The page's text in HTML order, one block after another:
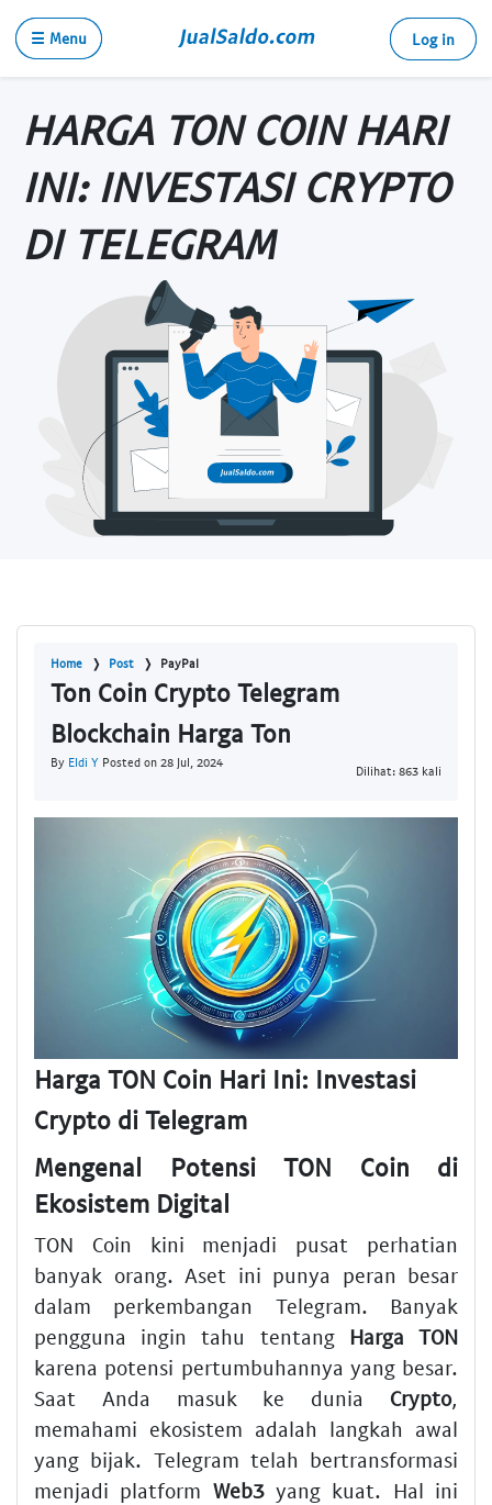
☰ Menu Log in
HARGA TON COIN HARI
INI: INVESTASI CRYPTO
DI TELEGRAM
Home Post PayPal
Ton Coin Crypto Telegram
Blockchain Harga Ton
By Eldi Y Posted on 28 Jul, 2024
Dilihat: 863 kali
Harga TON Coin Hari Ini: Investasi
Crypto di Telegram
Mengenal Potensi TON Coin di
Ekosistem Digital
TON Coin kini menjadi pusat perhatian
banyak orang. Aset ini punya peran besar
dalam perkembangan Telegram. Banyak
pengguna ingin tahu tentang Harga TON
karena potensi pertumbuhannya yang besar.
Saat Anda masuk ke dunia Crypto,
memahami ekosistem adalah langkah awal
yang bijak. Telegram telah bertransformasi
menjadi platform Web3yang kuat. Hal ini